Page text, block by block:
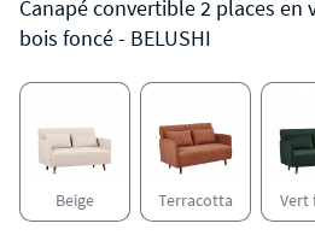
BELUSHI
Canapé convertible 2 places
pieds bois foncé
Beige Terracotta Vert